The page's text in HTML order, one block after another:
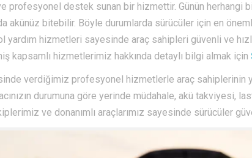
profesyonel destek sunan bir hizmettir. Günün herhangi
akünüz bitebilir. Böyle durumlarda sürücüler için en
yardım hizmetleri sayesinde araç sahipleri güvenli ve
kapsamlı hizmetlerimiz hakkında detaylı bilgi almak için
verdiğimiz profesyonel hizmetlerle araç sahiplerinin
durumuna göre yerinde müdahale, akü takviyesi,
ve donanımlı araçlarımız sayesinde sürücüler